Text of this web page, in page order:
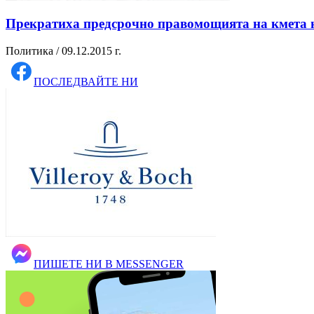
Прекратиха предсрочно правомощията на кмета
Политика / 09.12.2015 г.
ПОСЛЕДВАЙТЕ НИ
ПИШЕТЕ НИ В MESSENGER